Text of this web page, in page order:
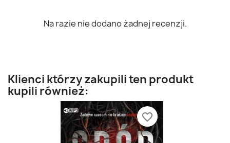
Na razie nie dodano żadnej recenzji.
Klienci którzy zakupili ten produkt
kupili również:
favorite_border